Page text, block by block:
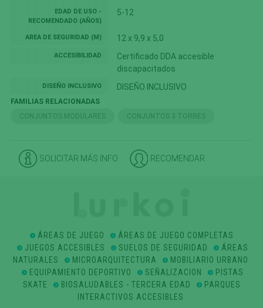
EDAD DE USO -
RECOMENDADO (AÑOS)
5-12
AREA DE SEGURIDAD (M) 12 x 9,9 x 5,0
ACCESIBILIDAD
Certificado DDA accesible
discapacitados
DISEÑO INCLUSIVO DISEÑO INCLUSIVO
FAMILIAS RELACIONADAS
CONJUNTOS MODULARES
CONJUNTOS 3 TORRES
SOLICITAR MÁS INFO RECOMENDAR
ÁREAS DE JUEGO
ÁREAS DE JUEGO COMPLETAS
JUEGOS ACCESIBLES
SUELOS DE SEGURIDAD
ÁREAS
NATURALES
MICROARQUITECTURA
MOBILIARIO URBANO
EQUIPAMIENTO DEPORTIVO
SEÑALIZACION
PISTAS
SKATE
BIOSALUDABLES - TERCERA EDAD
PARQUES
INTERACTIVOS ACCESIBLES
Son necesarias para mostrar correctamente la página
web/App y garantizar el correcto funcionamiento del sitio. Son
cookies que ayudan al usuario a tener una mejor experiencia de
la navegación por el sitio. Un ejemplo de uso de este tipo de
cookies son las que se utilizan para almacenar los datos de
navegación de un determinado idioma.
usuario acceda al servicio con determinadas características
mostrar cuando el usuario realiza una búsqueda, el aspecto o
contenido del servicio en función del tipo de navegador a través
de los usuarios obtenida a través de la observación continuada
de sus hábitos de navegación, lo que permite desarrollar un
perfil específico para mostrar publicidad en función del mismo.
Cookies sociales
Cookies de redes sociales externas, que se utilizan para que los